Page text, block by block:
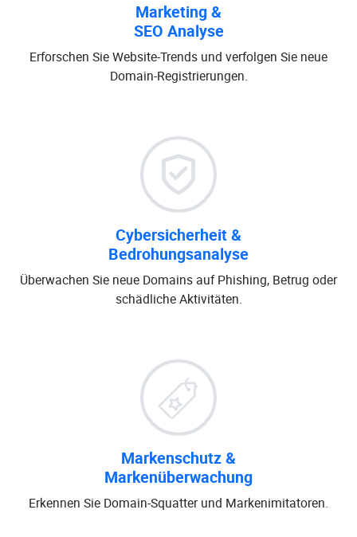
Marketing &
SEO Analyse
Erforschen Sie Website-Trends und verfolgen Sie neue
Domain-Registrierungen.
Cybersicherheit &
Bedrohungsanalyse
Überwachen Sie neue Domains auf Phishing, Betrug oder
schädliche Aktivitäten.
Markenschutz &
Markenüberwachung
Erkennen Sie Domain-Squatter und Markenimitatoren.